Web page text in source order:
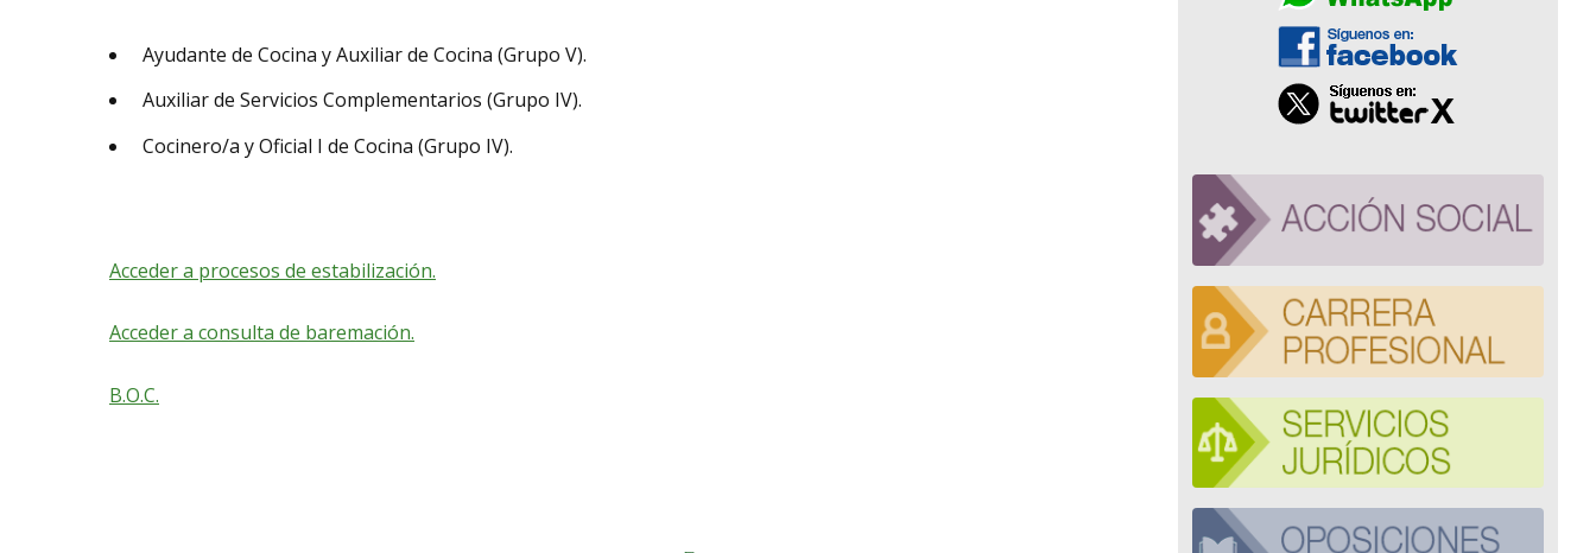
Ayudante de Cocina y Auxiliar de Cocina (Grupo V).
Auxiliar de Servicios Complementarios (Grupo IV).
Cocinero/a y Oficial I de Cocina (Grupo IV).
Acceder a procesos de estabilización.
Acceder a consulta de baremación.
B.O.C.